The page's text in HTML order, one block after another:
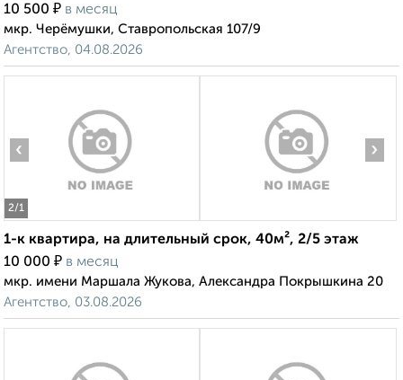
10 500 ₽ в месяц
мкр. Черёмушки, Ставропольская 107/9
Агентство, 04.08.2026
2/1
‹ ›
1-к квартира, на длительный срок, 40м², 2/5 этаж
10 000 ₽ в месяц
мкр. имени Маршала Жукова, Александра Покрышкина 20
Агентство, 03.08.2026